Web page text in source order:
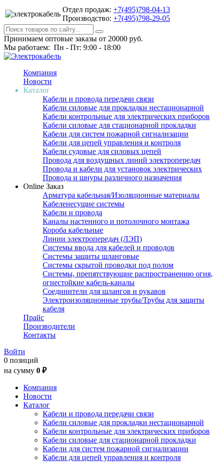
Отдел продаж: +7(495)798-04-13
Производство: +7(495)798-29-05
Принимаем оптовые заказы от 20000 руб.
Мы работаем: Пн - Пт: 9:00 - 18:00
Компания
Новости
Каталог
Кабели и провода передачи связи
Кабели силовые для прокладки нестационарной
Кабели контрольные для электрических приборов
Кабели силовые для стационарной прокладки
Кабели для систем пожарной сигнализации
Кабели для цепей управления и контроля
Кабели судовые для силовых цепей
Провода для воздушных линий электропередач
Провода и кабели для установок электрических
Провода и шнуры различного назначения
Online Заказ
Арматура кабельная/Изоляционные материалы
Кабеленесущие системы
Кабели и провода
Каналы настенного и потолочного монтажа
Короба кабельные
Линии электропередач (ЛЭП)
Системы ввода для кабелей и проводов
Системы защиты шланговые
Системы скрытой проводки под полом
Системы, препятствующие распространению огня,
огнестойкие кабель-каналы
Соединители для шлангов и рукавов
Электроизоляционные трубы/Трубы для защиты
кабеля
Прайс
Производители
Контакты
Войти
0 позиций
на сумму 0 ₽
Компания
Новости
Каталог
Кабели и провода передачи связи
Кабели силовые для прокладки нестационарной
Кабели контрольные для электрических приборов
Кабели силовые для стационарной прокладки
Кабели для систем пожарной сигнализации
Кабели для цепей управления и контроля